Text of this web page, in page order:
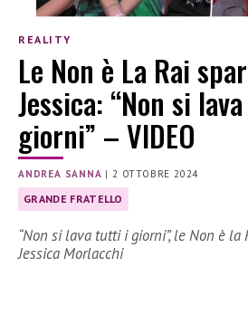
REALITY
Le Non è La Rai
Jessica: “Non si
giorni” – VIDEO
ANDREA SANNA |2 OTTOBRE 2024
GRANDE FRATELLO
“Non si lava tutti i giorni”, le Non è la
Jessica Morlacchi